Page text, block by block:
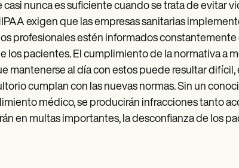
nunca es suficiente cuando se trata de evitar
exigen que las empresas sanitarias
profesionales estén informados constantemente
los pacientes. El cumplimiento de la normativa a
mantenerse al día con estos puede resultar
cumplan con las nuevas normas. Sin un
médico, se producirán infracciones tanto
en multas importantes, la desconfianza de los